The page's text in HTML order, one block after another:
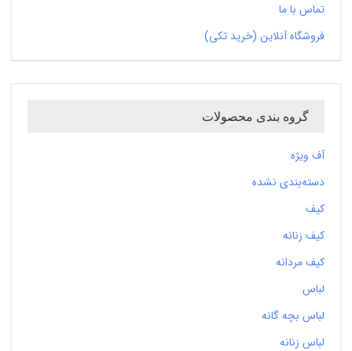
تماس با ما
فروشگاه آنلاین (خرید تکی)
گروه بندی محصولات
آف ویژه
دسته‌بندی نشده
کیف
کیف زنانه
کیف مردانه
لباس
لباس بچه گانه
لباس زنانه